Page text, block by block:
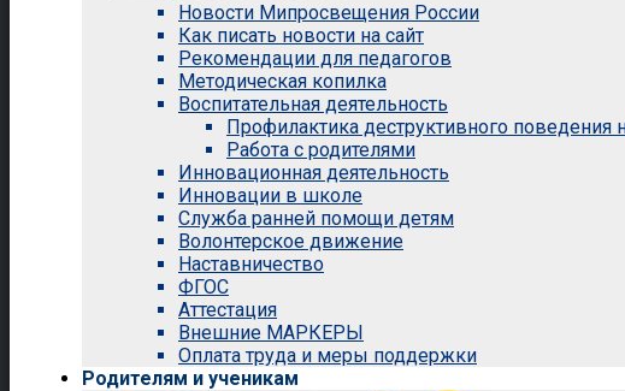
Новости Мипросвещения России
Как писать новости на сайт
Рекомендации для педагогов
Методическая копилка
Воспитательная деятельность
Профилактика деструктивного поведения
Работа с родителями
Инновационная деятельность
Инновации в школе
Служба ранней помощи детям
Волонтерское движение
Наставничество
ФГОС
Аттестация
Внешние МАРКЕРЫ
Оплата труда и меры поддержки
Родителям и ученикам